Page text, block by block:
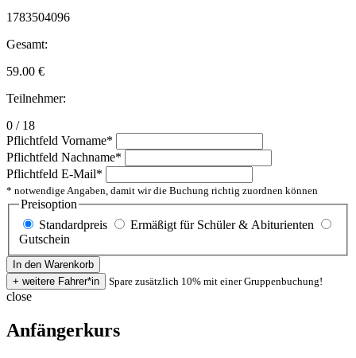
1783504096
Gesamt:
59.00 €
Teilnehmer:
0 / 18
Pflichtfeld Vorname*
Pflichtfeld Nachname*
Pflichtfeld E-Mail*
* notwendige Angaben, damit wir die Buchung richtig zuordnen können
Preisoption
Standardpreis
Ermäßigt für Schüler & Abiturienten
Gutschein
Spare zusätzlich 10% mit einer Gruppenbuchung!
close
Anfängerkurs